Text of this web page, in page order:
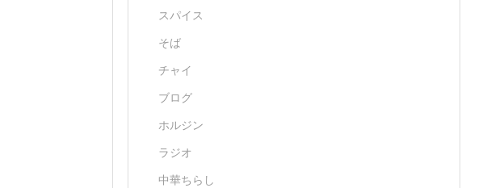
スパイス
そば
チャイ
ブログ
ホルジン
ラジオ
中華ちらし